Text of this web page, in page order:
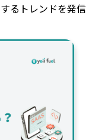
るトレンドを発信